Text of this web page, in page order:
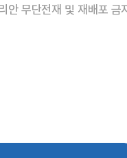
안 무단전재 및 재배포 금